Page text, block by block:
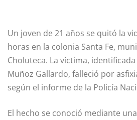
Un joven de 21 años se quitó la
horas en la colonia Santa Fe,
Choluteca. La víctima,
Muñoz Gallardo, falleció por
según el informe de la Policía
El hecho se conoció mediante